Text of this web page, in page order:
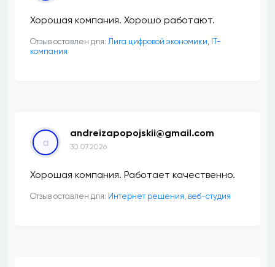
Хорошая компания. Хорошо работают.
Отзыв оставлен для: Лига цифровой экономики, IT-
компания
a
andreizapopojskii@gmail.com
30.07.2026
Хорошая компания. Работает качественно.
Отзыв оставлен для: Интернет решения, веб-студия